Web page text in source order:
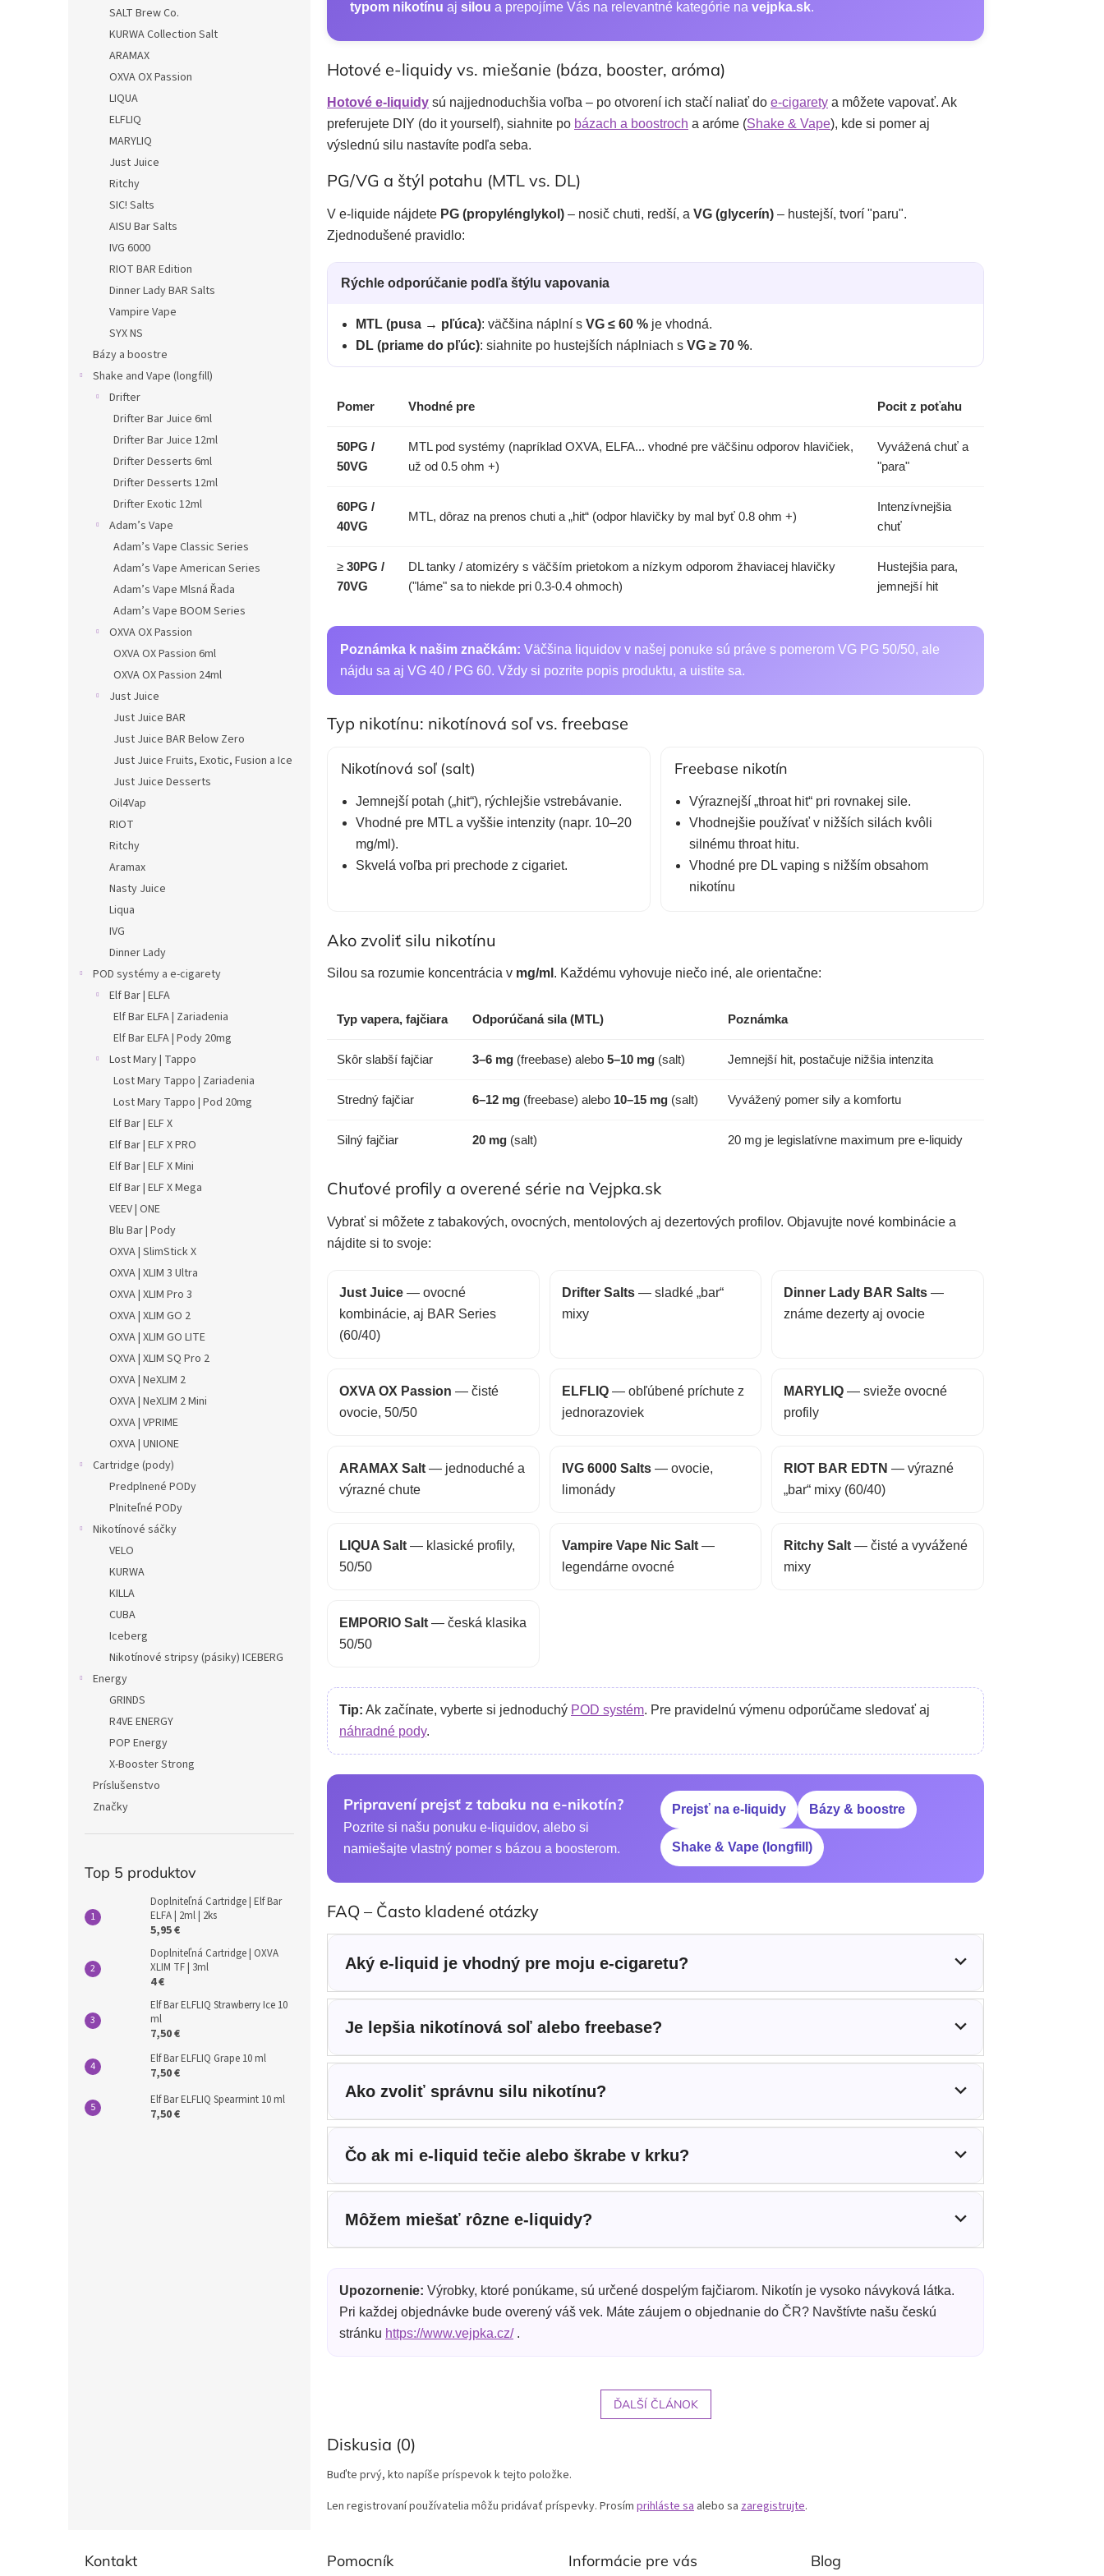
SALT Brew Co.
KURWA Collection Salt
ARAMAX
OXVA OX Passion
LIQUA
ELFLIQ
MARYLIQ
Just Juice
Ritchy
SIC! Salts
AISU Bar Salts
IVG 6000
RIOT BAR Edition
Dinner Lady BAR Salts
Vampire Vape
SYX NS
Bázy a boostre
Shake and Vape (longfill)
Drifter
Drifter Bar Juice 6ml
Drifter Bar Juice 12ml
Drifter Desserts 6ml
Drifter Desserts 12ml
Drifter Exotic 12ml
Adam’s Vape
Adam’s Vape Classic Series
Adam’s Vape American Series
Adam’s Vape Mlsná Řada
Adam’s Vape BOOM Series
OXVA OX Passion
OXVA OX Passion 6ml
OXVA OX Passion 24ml
Just Juice
Just Juice BAR
Just Juice BAR Below Zero
Just Juice Fruits, Exotic, Fusion a Ice
Just Juice Desserts
Oil4Vap
RIOT
Ritchy
Aramax
Nasty Juice
Liqua
IVG
Dinner Lady
POD systémy a e-cigarety
Elf Bar | ELFA
Elf Bar ELFA | Zariadenia
Elf Bar ELFA | Pody 20mg
Lost Mary | Tappo
Lost Mary Tappo | Zariadenia
Lost Mary Tappo | Pod 20mg
Elf Bar | ELF X
Elf Bar | ELF X PRO
Elf Bar | ELF X Mini
Elf Bar | ELF X Mega
VEEV | ONE
Blu Bar | Pody
OXVA | SlimStick X
OXVA | XLIM 3 Ultra
OXVA | XLIM Pro 3
OXVA | XLIM GO 2
OXVA | XLIM GO LITE
OXVA | XLIM SQ Pro 2
OXVA | NeXLIM 2
OXVA | NeXLIM 2 Mini
OXVA | VPRIME
OXVA | UNIONE
Cartridge (pody)
Predplnené PODy
Plniteľné PODy
Nikotínové sáčky
VELO
KURWA
KILLA
CUBA
Iceberg
Nikotínové stripsy (pásiky) ICEBERG
Energy
GRINDS
R4VE ENERGY
POP Energy
X-Booster Strong
Príslušenstvo
Značky
Top 5 produktov
Doplniteľná Cartridge | Elf Bar
ELFA | 2ml | 2ks
5,95 €
Doplniteľná Cartridge | OXVA
XLIM TF | 3ml
4 €
Elf Bar ELFLIQ Strawberry Ice 10
ml
7,50 €
Elf Bar ELFLIQ Grape 10 ml
7,50 €
Elf Bar ELFLIQ Spearmint 10 ml
7,50 €
typom nikotínu aj silou a prepojíme Vás na relevantné kategórie na vejpka.sk.
Hotové e-liquidy vs. miešanie (báza, booster, aróma)
Hotové e-liquidy sú najjednoduchšia voľba – po otvorení ich stačí naliať do e-cigarety a môžete vapovať. Ak
preferujete DIY (do it yourself), siahnite po bázach a boostroch a aróme (Shake & Vape), kde si pomer aj
výslednú silu nastavíte podľa seba.
PG/VG a štýl potahu (MTL vs. DL)
V e-liquide nájdete PG (propylénglykol) – nosič chuti, redší, a VG (glycerín) – hustejší, tvorí "paru".
Zjednodušené pravidlo:
Rýchle odporúčanie podľa štýlu vapovania
MTL (pusa → pľúca): väčšina náplní s VG ≤ 60 % je vhodná.
DL (priame do pľúc): siahnite po hustejších náplniach s VG ≥ 70 %.
Pomer Vhodné pre Pocit z poťahu
50PG /
50VG
MTL pod systémy (napríklad OXVA, ELFA... vhodné pre väčšinu odporov hlavičiek,
už od 0.5 ohm +)
Vyvážená chuť a
"para"
60PG /
40VG
MTL, dôraz na prenos chuti a „hit“ (odpor hlavičky by mal byť 0.8 ohm +)
Intenzívnejšia
chuť
≥ 30PG /
70VG
DL tanky / atomizéry s väčším prietokom a nízkym odporom žhaviacej hlavičky
("láme" sa to niekde pri 0.3-0.4 ohmoch)
Hustejšia para,
jemnejší hit
Poznámka k našim značkám: Väčšina liquidov v našej ponuke sú práve s pomerom VG PG 50/50, ale
nájdu sa aj VG 40 / PG 60. Vždy si pozrite popis produktu, a uistite sa.
Typ nikotínu: nikotínová soľ vs. freebase
Nikotínová soľ (salt)
Jemnejší potah („hit“), rýchlejšie vstrebávanie.
Vhodné pre MTL a vyššie intenzity (napr. 10–20
mg/ml).
Skvelá voľba pri prechode z cigariet.
Freebase nikotín
Výraznejší „throat hit“ pri rovnakej sile.
Vhodnejšie používať v nižších silách kvôli
silnému throat hitu.
Vhodné pre DL vaping s nižším obsahom
nikotínu
Ako zvoliť silu nikotínu
Silou sa rozumie koncentrácia v mg/ml . Každému vyhovuje niečo iné, ale orientačne:
Typ vapera, fajčiara Odporúčaná sila (MTL) Poznámka
Skôr slabší fajčiar 3–6 mg (freebase) alebo 5–10 mg (salt) Jemnejší hit, postačuje nižšia intenzita
Stredný fajčiar 6–12 mg (freebase) alebo 10–15 mg (salt) Vyvážený pomer sily a komfortu
Silný fajčiar 20 mg (salt) 20 mg je legislatívne maximum pre e-liquidy
Chuťové profily a overené série na Vejpka.sk
Vybrať si môžete z tabakových, ovocných, mentolových aj dezertových profilov. Objavujte nové kombinácie a
nájdite si to svoje:
Just Juice — ovocné
kombinácie, aj BAR Series
(60/40)
Drifter Salts— sladké „bar“
mixy
Dinner Lady BAR Salts —
známe dezerty aj ovocie
OXVA OX Passion — čisté
ovocie, 50/50
ELFLIQ— obľúbené príchute z
jednorazoviek
MARYLIQ — svieže ovocné
profily
ARAMAX Salt — jednoduché a
výrazné chute
IVG 6000 Salts— ovocie,
limonády
RIOT BAR EDTN — výrazné
„bar“ mixy (60/40)
LIQUA Salt — klasické profily,
50/50
Vampire Vape Nic Salt—
legendárne ovocné
Ritchy Salt — čisté a vyvážené
mixy
EMPORIO Salt — česká klasika
50/50
Tip: Ak začínate, vyberte si jednoduchý POD systém. Pre pravidelnú výmenu odporúčame sledovať aj
náhradné pody.
Pripravení prejsť z tabaku na e-nikotín?
Pozrite si našu ponuku e-liquidov, alebo si
namiešajte vlastný pomer s bázou a boosterom.
Prejsť na e-liquidy Bázy & boostre
Shake & Vape (longfill)
FAQ – Často kladené otázky
Aký e-liquid je vhodný pre moju e-cigaretu?
Je lepšia nikotínová soľ alebo freebase?
Ako zvoliť správnu silu nikotínu?
Čo ak mi e-liquid tečie alebo škrabe v krku?
Môžem miešať rôzne e-liquidy?
Upozornenie: Výrobky, ktoré ponúkame, sú určené dospelým fajčiarom. Nikotín je vysoko návyková látka.
Pri každej objednávke bude overený váš vek. Máte záujem o objednanie do ČR? Navštívte našu českú
stránku https://www.vejpka.cz/ .
ĎALŠÍ ČLÁNOK
Diskusia (0)
Buďte prvý, kto napíše príspevok k tejto položke.
Len registrovaní používatelia môžu pridávať príspevky. Prosím prihláste sa alebo sa zaregistrujte.
Kontakt Pomocník Informácie pre vás Blog